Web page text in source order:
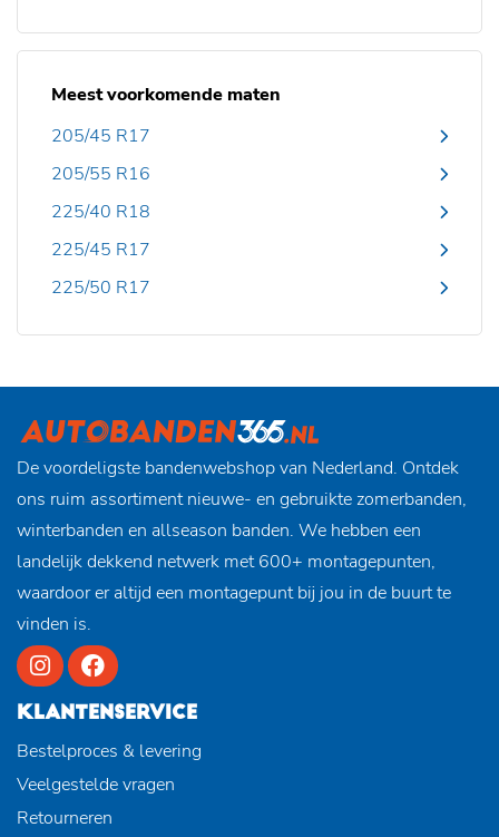
Meest voorkomende maten
205/45 R17
205/55 R16
225/40 R18
225/45 R17
225/50 R17
De voordeligste bandenwebshop van Nederland. Ontdek
ons ruim assortiment nieuwe- en gebruikte zomerbanden,
winterbanden en allseason banden. We hebben een
landelijk dekkend netwerk met 600+ montagepunten,
waardoor er altijd een montagepunt bij jou in de buurt te
vinden is.
KLANTENSERVICE
Bestelproces & levering
Veelgestelde vragen
Retourneren